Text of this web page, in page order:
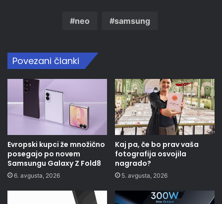
neo samsung
Povezani članki
Evropski kupci že množično
posegajo po novem
Samsungu Galaxy Z Fold8
6. avgusta, 2026
Kaj pa, če bo prav vaša
fotografija osvojila
nagrado?
5. avgusta, 2026